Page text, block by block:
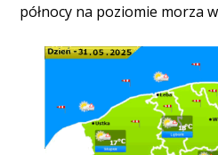
północy na poziomie morza